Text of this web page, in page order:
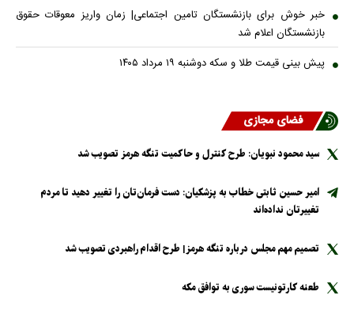
خبر خوش برای بازنشستگان تامین اجتماعی| زمان واریز معوقات حقوق
بازنشستگان اعلام شد
پیش بینی قیمت طلا و سکه دوشنبه ۱۹ مرداد ۱۴۰۵
فضای مجازی
سید محمود نبویان: طرح کنترل و حاکمیت تنگه هرمز تصویب شد
امیر حسین ثابتی خطاب به پزشکیان: دست فرمان‌تان را تغییر دهید تا مردم
تغییرتان نداده‌اند
تصمیم مهم مجلس درباره تنگه هرمز| طرح اقدام راهبردی تصویب شد
طعنه کارتونیست سوری به توافق مکه